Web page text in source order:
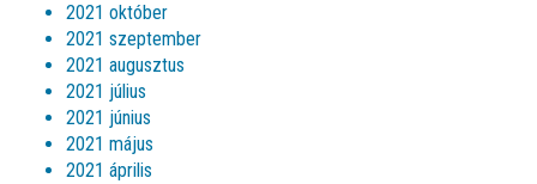
2021 október
2021 szeptember
2021 augusztus
2021 július
2021 június
2021 május
2021 április